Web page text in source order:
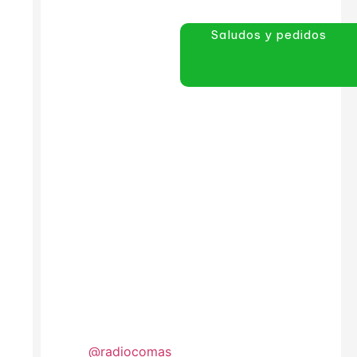
@radiocomas
Saludos y pedidos